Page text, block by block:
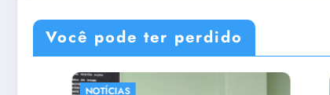
Você pode ter perdido